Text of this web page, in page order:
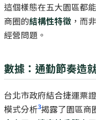
這個樣態在五大園區都
商圈的結構性特徵 ，而
經營問題。
數據：通勤節奏造
台北市政府結合捷運票
模式分析3揭露了園區商